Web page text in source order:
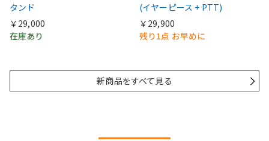
タンド
￥29,000
在庫あり
(イヤーピース + PTT)
￥29,900
残り1点 お早めに
新商品をすべて見る